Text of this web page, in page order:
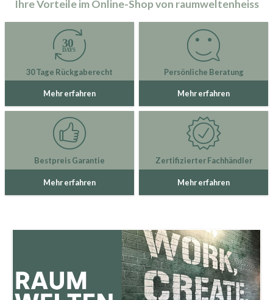
Ihre Vorteile im Online-Shop von raumweltenheiss
30 Tage Rückgaberecht
Mehr erfahren
Persönliche Beratung
Mehr erfahren
Bestpreis Garantie
Mehr erfahren
Zertifizierter Fachhändler
Mehr erfahren